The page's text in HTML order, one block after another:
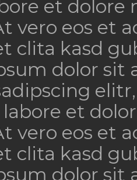
et dolore
vero eos et
clita kasd
dolor sit
et
vero eos et
clita kasd
dolor sit